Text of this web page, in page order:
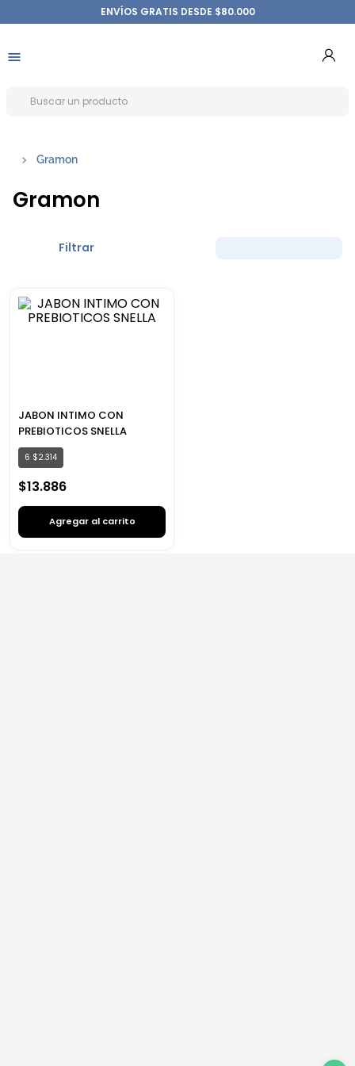
ENVÍOS GRATIS DESDE $80.000
Gramon
Gramon
Filtrar
JABON INTIMO CON
PREBIOTICOS SNELLA
6 $2.314
$13.886
Agregar al carrito